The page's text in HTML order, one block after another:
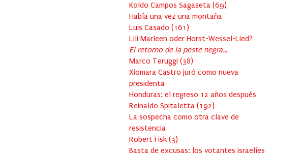
Koldo Campos Sagaseta (69)
Había una vez una montaña
Luis Casado (161 )
Lili Marleen oder Horst-Wessel-Lied?
El retorno de la peste negra…
Marco Teruggi (38)
Xiomara Castro juró como nueva
presidenta
Honduras: el regreso 12 años después
Reinaldo Spitaletta (192)
La sospecha como otra clave de
resistencia
Robert Fisk (3)
Basta de excusas: los votantes israelíes